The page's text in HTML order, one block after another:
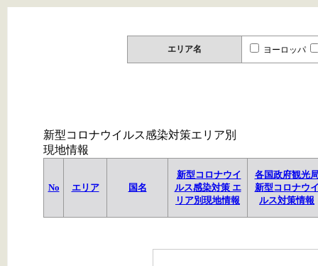
エリア名 ヨーロッパ
新型コロナウイルス感染対策エリア別
現地情報
No エリア 国名
新型コロナウイ
ルス感染対策 エ
リア別現地情報
各国政府観光
新型コロナウ
ルス対策情報